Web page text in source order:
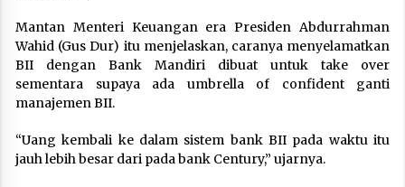
Mantan Menteri Keuangan era Presiden Abdurrahman
Wahid (Gus Dur) itu menjelaskan, caranya menyelamatkan
BII dengan Bank Mandiri dibuat untuk take over
sementara supaya ada umbrella of confident ganti
manajemen BII.
“Uang kembali ke dalam sistem bank BII pada waktu itu
jauh lebih besar dari pada bank Century,” ujarnya.